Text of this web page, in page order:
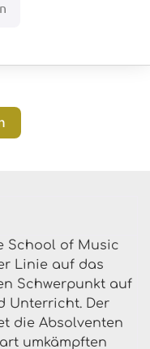
School of Music
Linie auf das
Schwerpunkt auf
Unterricht. Der
die Absolventen
umkämpften